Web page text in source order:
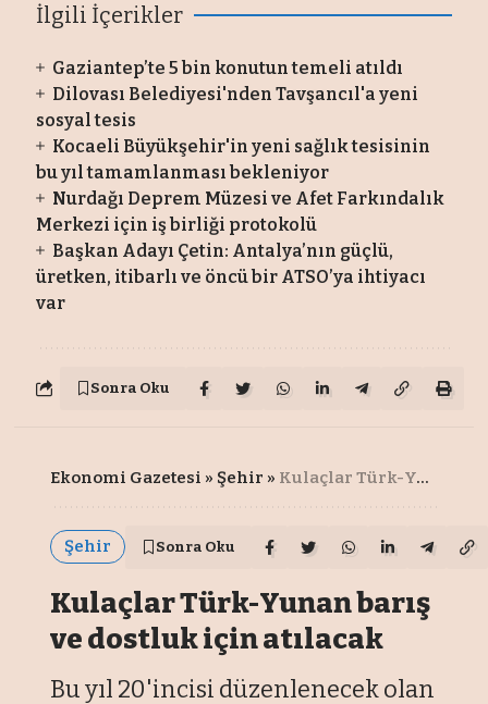
İlgili İçerikler
Gaziantep’te 5 bin konutun temeli atıldı
Dilovası Belediyesi'nden Tavşancıl'a yeni
sosyal tesis
Kocaeli Büyükşehir'in yeni sağlık tesisinin
bu yıl tamamlanması bekleniyor
Nurdağı Deprem Müzesi ve Afet Farkındalık
Merkezi için iş birliği protokolü
Başkan Adayı Çetin: Antalya’nın güçlü,
üretken, itibarlı ve öncü bir ATSO’ya ihtiyacı
var
Sonra Oku
Ekonomi Gazetesi » Şehir » Kulaçlar Türk-Yunan barış ve dostluk için atılacak
Şehir Sonra Oku
Kulaçlar Türk-Yunan barış
ve dostluk için atılacak
Bu yıl 20'incisi düzenlenecek olan